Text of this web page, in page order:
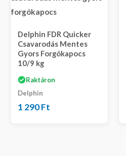
Delphin FDR Quicker
Csavarodás Mentes
Gyors Forgókapocs
10/9 kg
Raktáron
Delphin
1 290Ft